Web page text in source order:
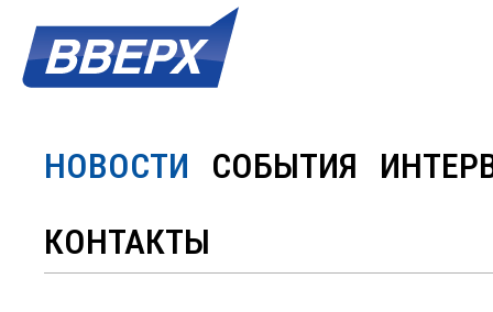
НОВОСТИ СОБЫТИЯ
КОНТАКТЫ